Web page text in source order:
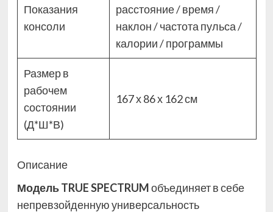
Показания
консоли
расстояние / время /
наклон / частота пульса /
калории / программы
Размер в
рабочем
состоянии
(Д*Ш*В)
167 х 86 х 162 см
Описание
Модель TRUE SPECTRUMобъединяет в себе
непревзойденную универсальность